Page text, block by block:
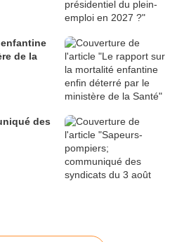
de la
des